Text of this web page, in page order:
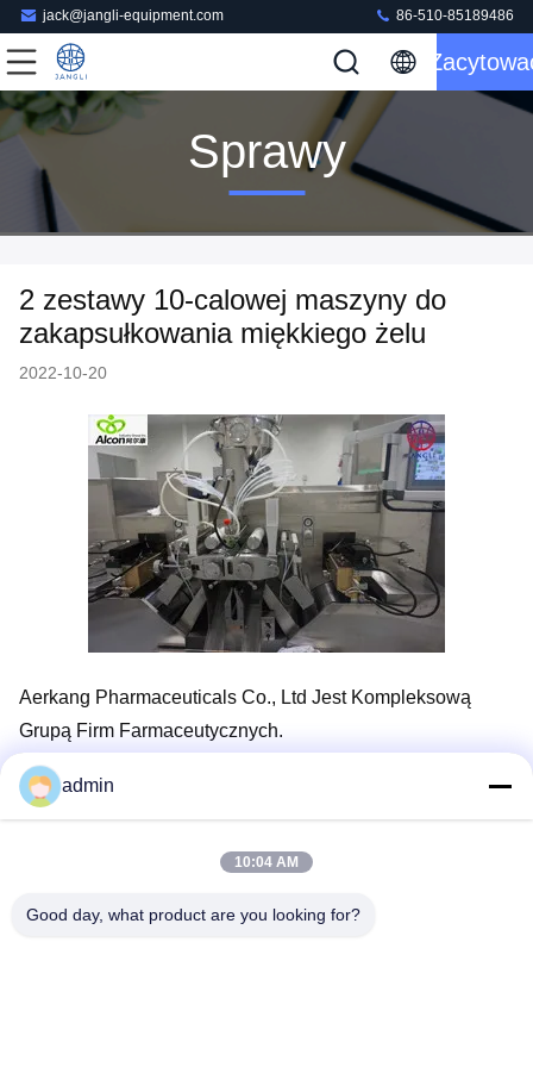
jack@jangli-equipment.com 86-510-85189486
Sprawy
2 zestawy 10-calowej maszyny do
zakapsułkowania miękkiego żelu
2022-10-20
Aerkang Pharmaceuticals Co., Ltd Jest Kompleksową
Grupą Firm Farmaceutycznych.
Teraz Mają Więcej Niż 6 Marek Kapsułek Softgel Do
Sprzedaży Na Całym Świecie.
Zestawy Z Naszej Firmy.Teraz Kupują 2 Zestawy Maszyn
admin
10:04 AM
Good day, what product are you looking for?